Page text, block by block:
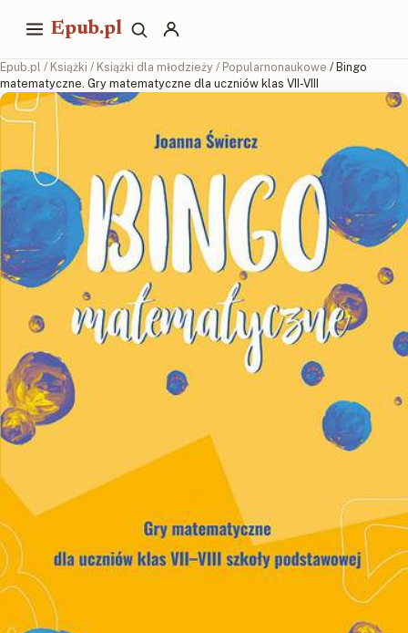
Epub.pl
Epub.pl / Książki / Książki dla młodzieży / Popularnonaukowe / Bingo
matematyczne. Gry matematyczne dla uczniów klas VII-VIII